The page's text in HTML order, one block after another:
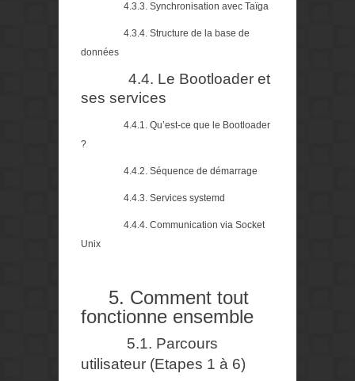
4.3.3. Synchronisation avec Taïga
4.3.4. Structure de la base de
données
4.4. Le Bootloader et
ses services
4.4.1. Qu’est-ce que le Bootloader
?
4.4.2. Séquence de démarrage
4.4.3. Services systemd
4.4.4. Communication via Socket
Unix
5. Comment tout
fonctionne ensemble
5.1. Parcours
utilisateur (Etapes 1 à 6)